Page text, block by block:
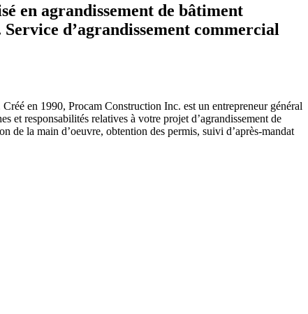
en agrandissement de bâtiment
d’agrandissement commercial
en 1990, Procam Construction Inc. est un entrepreneur général
et responsabilités relatives à votre projet d’agrandissement de
de la main d’oeuvre, obtention des permis, suivi d’après-mandat